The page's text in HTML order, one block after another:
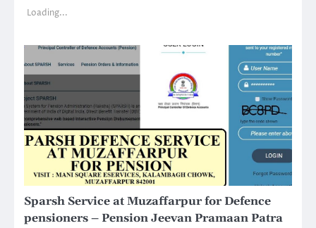
Loading...
Sparsh Service at Muzaffarpur for Defence
pensioners – Pension Jeevan Pramaan Patra